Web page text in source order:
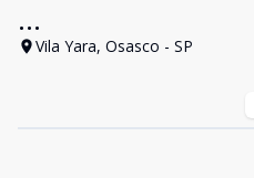
...
Vila Yara, Osasco - SP